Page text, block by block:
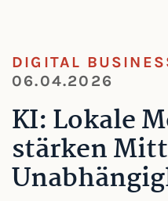
DIGITAL
06.04.2026
KI: Lokale
stärken